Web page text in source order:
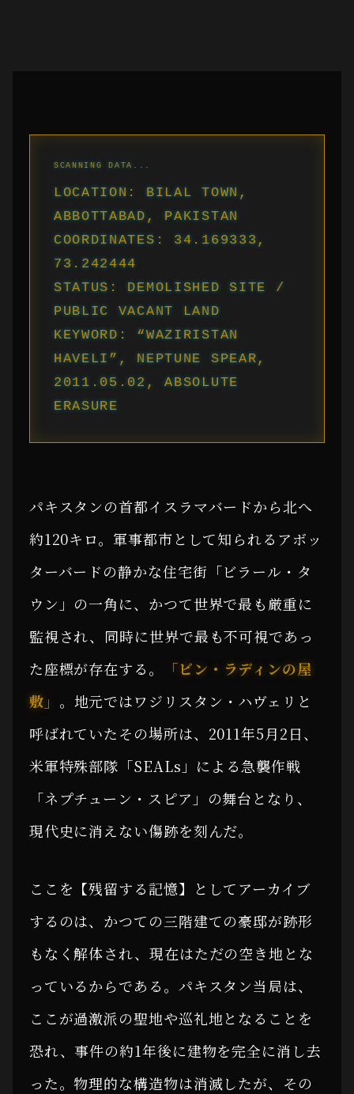
LOCATION: BILAL TOWN,
ABBOTTABAD, PAKISTAN
COORDINATES: 34.169333,
73.242444
STATUS: DEMOLISHED SITE /
PUBLIC VACANT LAND
KEYWORD: “WAZIRISTAN
HAVELI”, NEPTUNE SPEAR,
2011.05.02, ABSOLUTE
ERASURE
パキスタンの首都イスラマバードから北へ
約120キロ。軍事都市として知られるアボッ
ターバードの静かな住宅街「ビラール・タ
ウン」の一角に、かつて世界で最も厳重に
監視され、同時に世界で最も不可視であっ
た座標が存在する。
「ビン・ラディンの屋
敷」 。地元ではワジリスタン・ハヴェリと
呼ばれていたその場所は、2011年5月2日、
米軍特殊部隊「SEALs」による急襲作戦
「ネプチューン・スピア」の舞台となり、
現代史に消えない傷跡を刻んだ。
ここを【残留する記憶】としてアーカイブ
するのは、かつての三階建ての豪邸が跡形
もなく解体され、現在はただの空き地とな
っているからである。パキスタン当局は、
ここが過激派の聖地や巡礼地となることを
恐れ、事件の約1年後に建物を完全に消し去
った。物理的な構造物は消滅したが、その